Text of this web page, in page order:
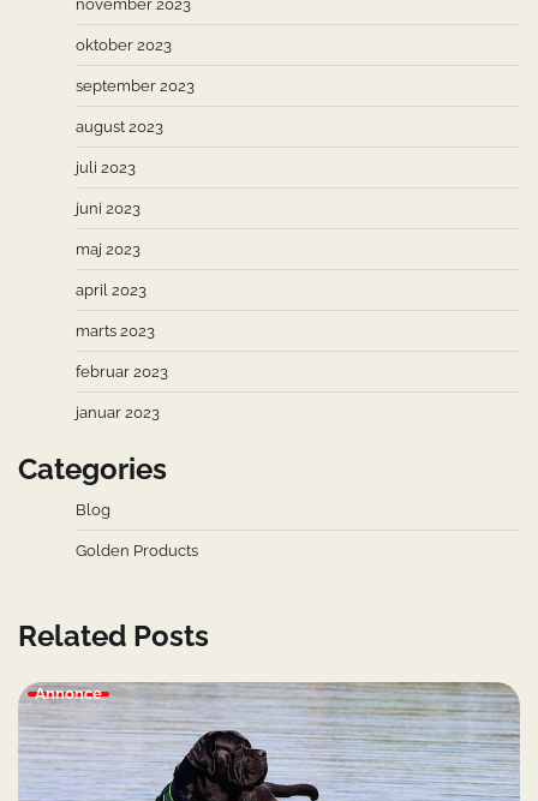
november 2023
oktober 2023
september 2023
august 2023
juli 2023
juni 2023
maj 2023
april 2023
marts 2023
februar 2023
januar 2023
Categories
Blog
Golden Products
Related Posts
Annonce